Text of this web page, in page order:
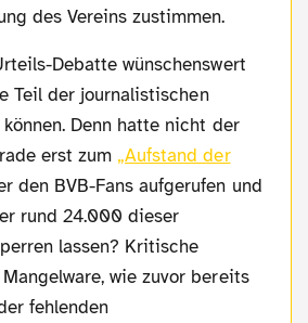
des Vereins zustimmen.
Teil der journalistischen
Denn hatte nicht der
erst zum „Aufstand der
den BVB-Fans aufgerufen und
rund 24.000 dieser
lassen? Kritische
wie zuvor bereits
fehlenden